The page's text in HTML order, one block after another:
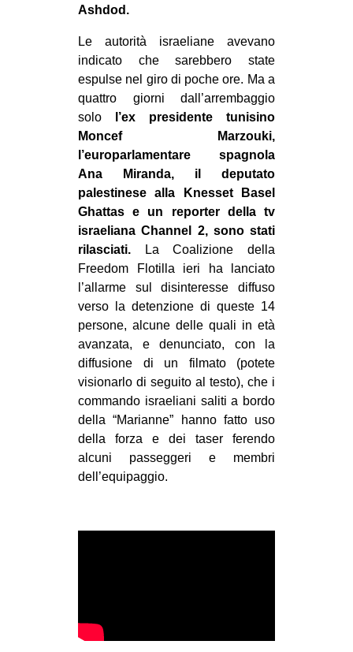
MUSICA
RECENSIONI
INTERNAZIONALE
AMERICHE
ESTREMO ORIENTE
EUROPA
MEDIO ORIENTE
MONDO
EVENTI
in
Fb
tw
bsky
Ashdod.
Le autorità israeliane avevano
indicato che sarebbero state
espulse nel giro di poche ore. Ma a
quattro giorni dall’arrembaggio
solo l’ex presidente tunisino
Moncef Marzouki,
l’europarlamentare spagnola
Ana Miranda, il deputato
palestinese alla Knesset Basel
Ghattas e un reporter della tv
israeliana Channel 2, sono stati
rilasciati. La Coalizione della
Freedom Flotilla ieri ha lanciato
l’allarme sul disinteresse diffuso
verso la detenzione di queste 14
persone, alcune delle quali in età
avanzata, e denunciato, con la
diffusione di un filmato (potete
visionarlo di seguito al testo), che i
commando israeliani saliti a bordo
della “Marianne” hanno fatto uso
della forza e dei taser ferendo
alcuni passeggeri e membri
dell’equipaggio.